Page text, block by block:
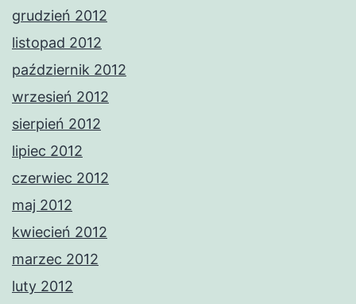
grudzień 2012
listopad 2012
październik 2012
wrzesień 2012
sierpień 2012
lipiec 2012
czerwiec 2012
maj 2012
kwiecień 2012
marzec 2012
luty 2012